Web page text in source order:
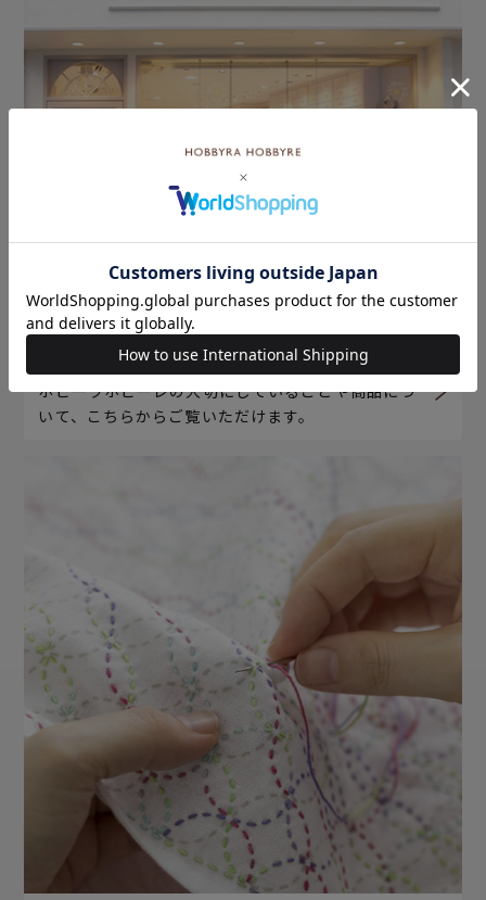
ホビーラホビーレについて
ホビーラホビーレの大切にしていることや商品につ
いて、こちらからご覧いただけます。